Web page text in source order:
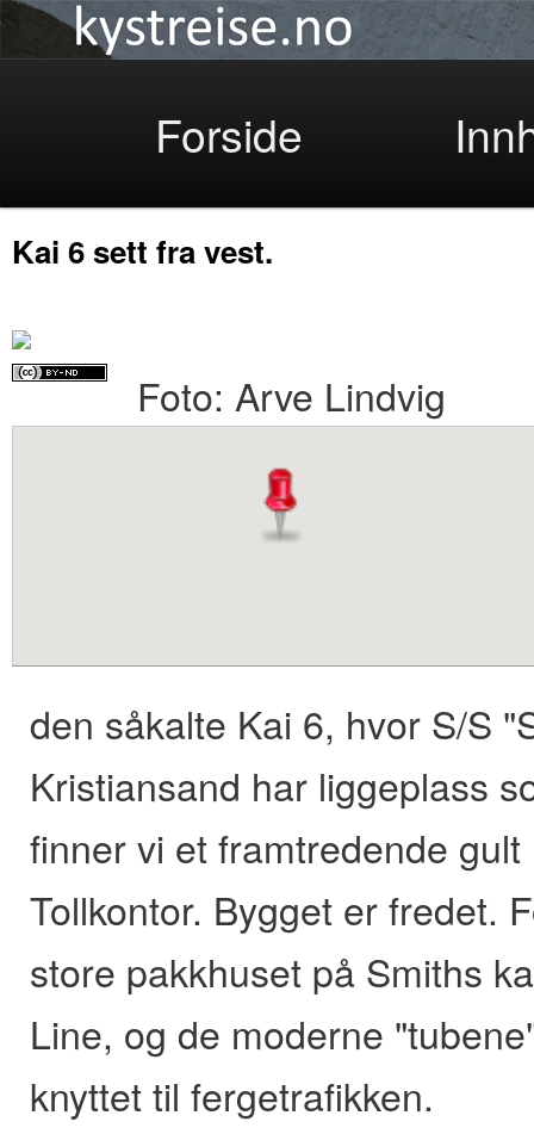
Skip
to
primary
Forside
Kai 6 sett fra vest.
Foto: Arve Lindvig
den såkalte Kai 6, hvor S/S
Kristiansand har liggeplass
finner vi et framtredende
Tollkontor. Bygget er fredet.
store pakkhuset på Smiths
Line, og de moderne
knyttet til fergetrafikken.